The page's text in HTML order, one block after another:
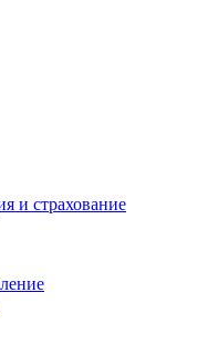
и страхование